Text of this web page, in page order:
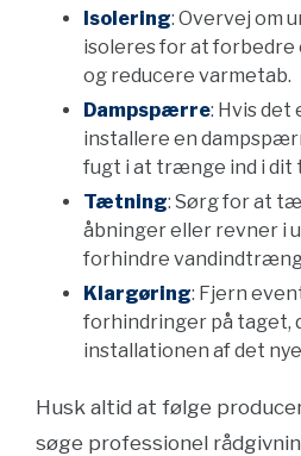
Isolering: Overvej om
isoleres for at
og reducere varmetab.
Dampspærre: Hvis det
installere en
fugt i at trænge ind i dit
Tætning: Sørg for at
åbninger eller revner i
forhindre
Klargøring: Fjern
forhindringer på taget,
installationen af det
Husk altid at følge
søge professionel